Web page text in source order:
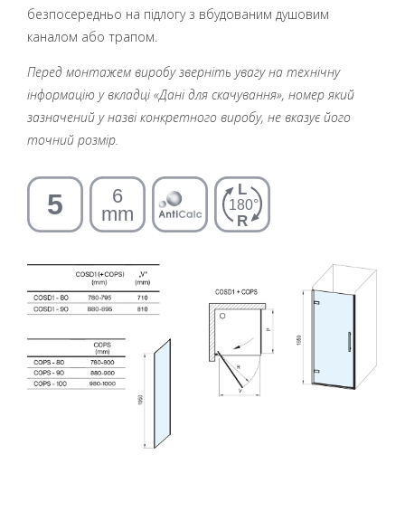
безпосередньо на підлогу з вбудованим душовим
каналом або трапом.
Перед монтажем виробу зверніть увагу на технічну
інформацію у вкладці «Дані для скачування», номер який
зазначений у назві конкретного виробу, не вказує його
точний розмір.